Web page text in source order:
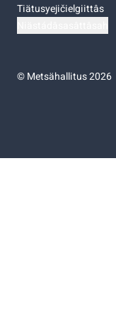
Tiätusyejičielgiittâs
©Metsähallitus 2026